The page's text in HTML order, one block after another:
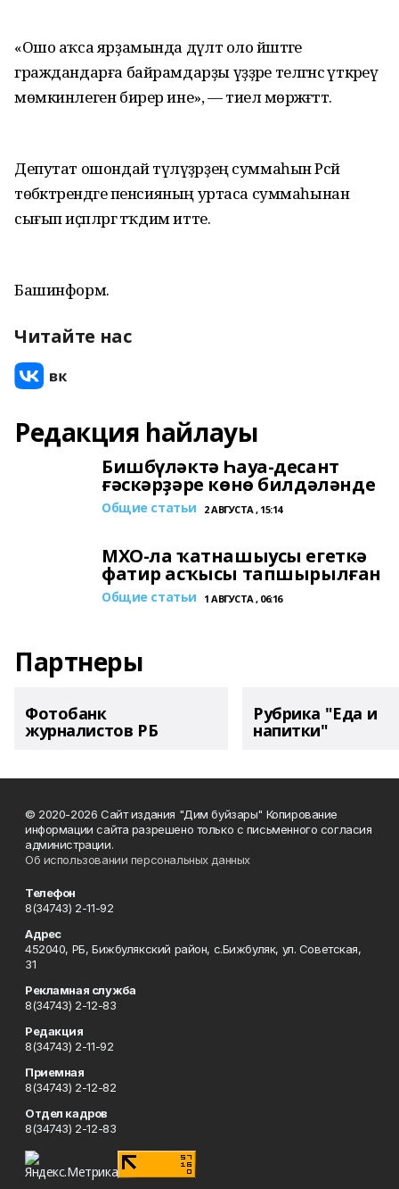
«Ошо аҡса ярҙамында дәүләт оло йәштәге
граждандарға байрамдарҙы үҙҙәре теләгәнсә үткәреү
мөмкинлеген бирер ине», — тиелә мөрәжәғәттә.
Депутат ошондай түләүҙәрҙең суммаһын Рәсәй
төбәктәрендәге пенсияның уртаса суммаһынан
сығып иҫәпләргә тәҡдим итте.
Башинформ.
Читайте нас
Редакция һайлауы
Бишбүләктә Һауа-десант
ғәскәрҙәре көнө билдәләнде
Общие статьи 2 АВГУСТА , 15:14
МХО-ла ҡатнашыусы егеткә
фатир асҡысы тапшырылған
Общие статьи 1 АВГУСТА , 06:16
Партнеры
Фотобанк
журналистов РБ
Рубрика "Еда и
напитки"
© 2020-2026 Сайт издания "Дим буйзары" Копирование
информации сайта разрешено только с письменного согласия
администрации.
Об использовании персональных данных
Телефон
8(34743) 2-11-92
Адрес
452040, РБ, Бижбулякский район, с.Бижбуляк, ул. Советская,
31
Рекламная служба
8(34743) 2-12-83
Редакция
8(34743) 2-11-92
Приемная
8(34743) 2-12-82
Отдел кадров
8(34743) 2-12-83